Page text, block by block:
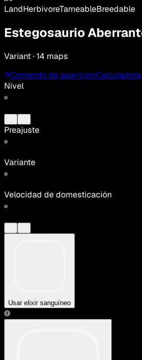
LandHerbivoreTameableBreedable
Estegosaurio
Variant · 14 maps
Comando de aparición
Nivel
Preajuste
Variante
Velocidad de domesticación
Usar elixir sanguíneo